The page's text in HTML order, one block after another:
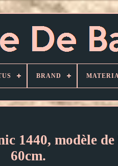
BRAND
1440, modèle de
60cm.